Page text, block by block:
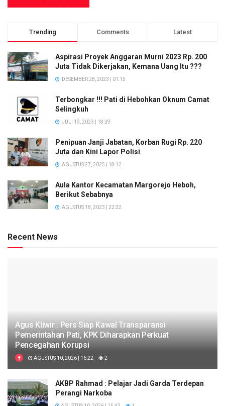
Trending Comments Latest
Aspirasi Proyek Anggaran Murni 2023 Rp. 200
Juta Tidak Dikerjakan, Kemana Uang Itu ???
DESEMBER 28, 2023 | 01:15
Terbongkar !!! Pati di Hebohkan Oknum Camat
Selingkuh
JULI 19, 2023 | 18:39
Penipuan Janji Jabatan, Korban Rugi Rp. 220
Juta dan Kini Lapor Polisi
AGUSTUS 27, 2025 | 18:12
Aula Kantor Kecamatan Margorejo Heboh,
Berikut Sebabnya
AGUSTUS 18, 2023 | 22:32
Recent News
Agus Kliwir : Pers Siap Kawal Transparansi
Pemerintahan Pati, KPK Diharapkan Perkuat
Pencegahan Korupsi
AGUSTUS 10, 2026 | 16:22 2
AKBP Rahmad : Pelajar Jadi Garda Terdepan
Perangi Narkoba